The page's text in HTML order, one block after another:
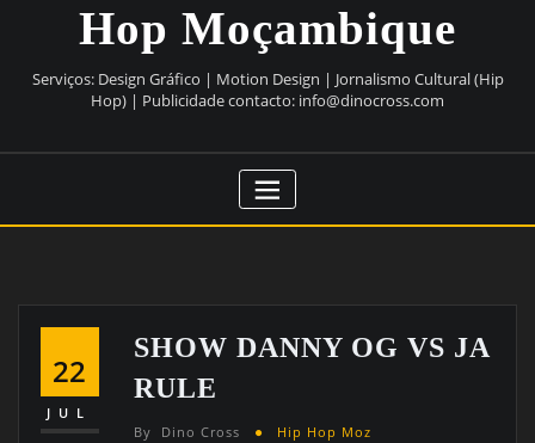
Hop Moçambique
Serviços: Design Gráfico | Motion Design | Jornalismo Cultural (Hip
Hop) | Publicidade contacto: info@dinocross.com
22
JUL
SHOW DANNY OG VS JA
RULE
By Dino Cross Hip Hop Moz